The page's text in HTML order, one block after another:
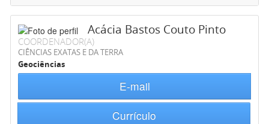
Acácia Bastos Couto Pinto
COORDENADOR(A)
CIÊNCIAS EXATAS E DA TERRA
Geociências
E-mail
Currículo